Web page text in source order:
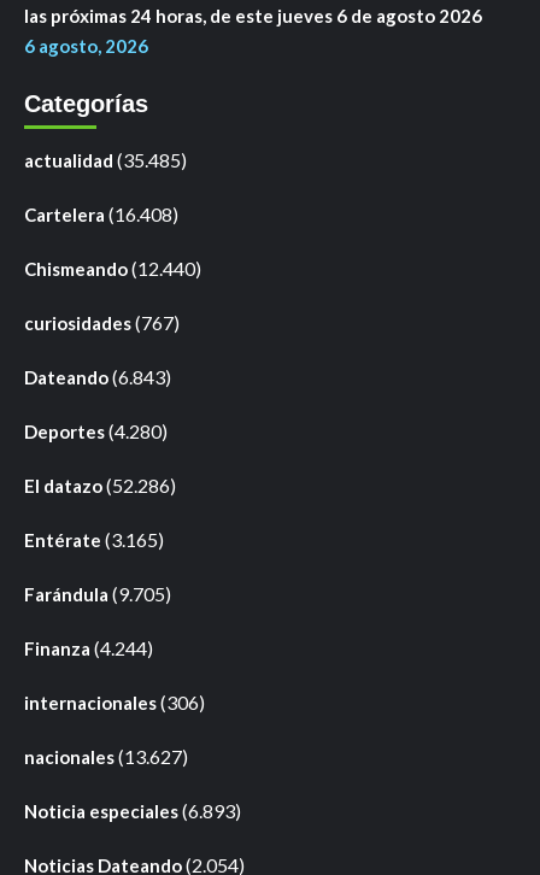
las próximas 24 horas, de este jueves 6 de agosto 2026
6 agosto, 2026
Categorías
actualidad (35.485)
Cartelera (16.408)
Chismeando(12.440)
curiosidades(767)
Dateando(6.843)
Deportes(4.280)
El datazo(52.286)
Entérate (3.165)
Farándula (9.705)
Finanza (4.244)
internacionales(306)
nacionales(13.627)
Noticia especiales(6.893)
Noticias Dateando(2.054)